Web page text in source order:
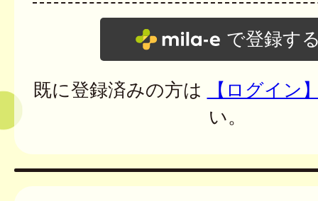
で登録す
既に登録済みの方は
【ログイン
い。